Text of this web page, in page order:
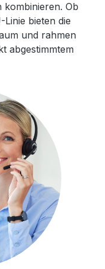
Ob
bieten die
und rahmen
abgestimmtem